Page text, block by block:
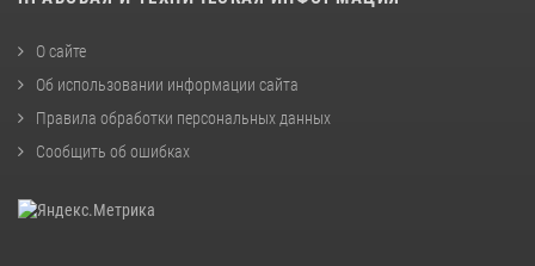
О сайте
Об использовании информации сайта
Правила обработки персональных данных
Сообщить об ошибках